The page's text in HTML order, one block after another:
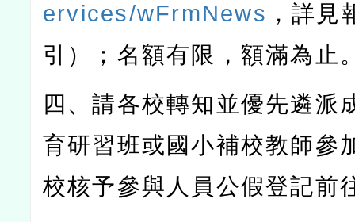
ervices/wFrmNews ，詳見
引）；名額有限，額滿為止
四、請各校轉知並優先遴派
育研習班或國小補校教師參
校核予參與人員公假登記前